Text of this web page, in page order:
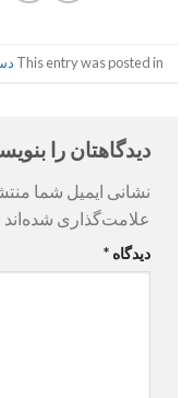
This entry was posted in
دیدگاهتان را
نشانی ایمیل شما
علامت‌گذاری شده‌اند
دیدگاه *